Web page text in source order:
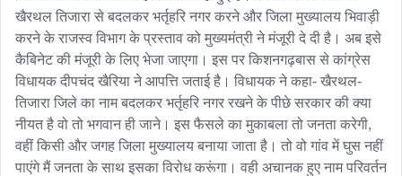
खैरथल तिजारा से बदलकर भर्तृहरि नगर करने और जिला मुख्यालय भिवाड़ी
करने के राजस्व विभाग के प्रस्ताव को मुख्यमंत्री ने मंजूरी दे दी है। अब इसे
कैबिनेट की मंजूरी के लिए भेजा जाएगा। इस पर किशनगढ़बास से कांग्रेस
विधायक दीपचंद खैरिया ने आपत्ति जताई है। विधायक ने कहा- खैरथल-
तिजारा जिले का नाम बदलकर भर्तृहरि नगर रखने के पीछे सरकार की क्या
नीयत है वो तो भगवान ही जाने। इस फैसले का मुकाबला तो जनता करेगी,
वहीं किसी और जगह जिला मुख्यालय बनाया जाता है। तो वो गांव में घुस नहीं
पाएंगे मैं जनता के साथ इसका विरोध करूंगा। वही अचानक हुए नाम परिवर्तन